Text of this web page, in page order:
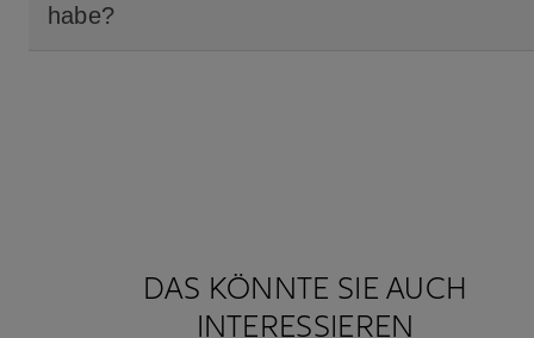
habe?
DAS KÖNNTE SIE AUCH
INTERESSIEREN